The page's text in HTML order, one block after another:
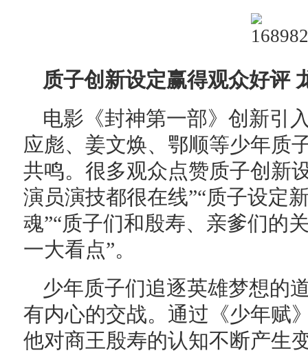
质子创新设定赢得观众好评
电影《封神第一部》创新引
应彪、姜文焕、鄂顺等少年质
共鸣。很多观众点赞质子创新
演员演技都很在线”“质子设定
魂”“质子们和殷寿、亲爹们的
一大看点”。
少年质子们追逐英雄梦想的
有内心的交战。通过《少年赋
他对商王殷寿的认知不断产生